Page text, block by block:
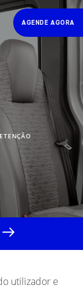
AGENDE AGORA
utilizador e